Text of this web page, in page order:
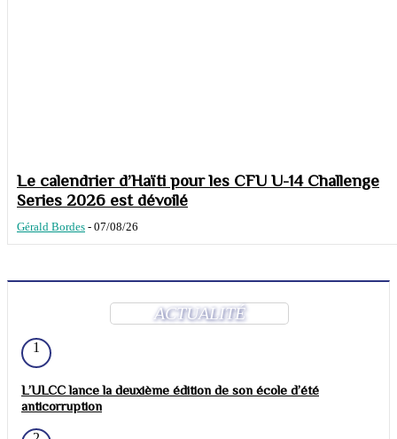
Le calendrier d’Haïti pour les CFU U-14 Challenge
Series 2026 est dévoilé
Gérald Bordes - 07/08/26
ACTUALITÉ
1
L’ULCC lance la deuxième édition de son école d’été
anticorruption